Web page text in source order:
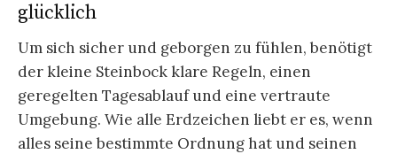
glücklich
Um sich sicher und geborgen zu fühlen, benötigt
der kleine Steinbock klare Regeln, einen
geregelten Tagesablauf und eine vertraute
Umgebung. Wie alle Erdzeichen liebt er es, wenn
alles seine bestimmte Ordnung hat und seinen